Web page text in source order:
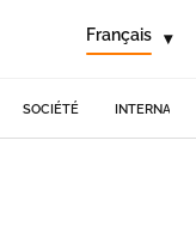
Français ▾
SOCIÉTÉ